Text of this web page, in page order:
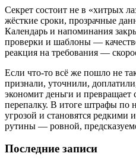
Секрет состоит не в «хитрых
жёсткие сроки, прозрачные
Календарь и напоминания
проверки и шаблоны —
реакция на требования —
Если что‑то всё же пошло не
признали, уточнили,
экономит деньги и превращает
перепалку. В итоге штрафы по
угрозой и становятся редкими
рутины — ровной,
Последние записи